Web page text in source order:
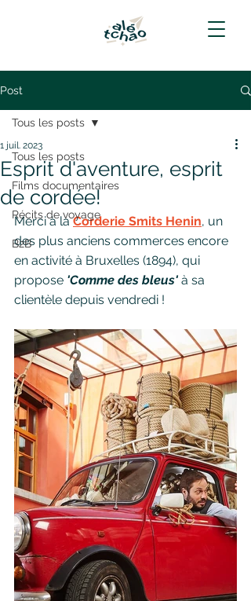
Post
Tous les posts
Films documentaires
Récits de voyage
B2B
Tous les posts
Esprit d'aventure, esprit
de cordée!
1 juil. 2023
Merci à la Corderie Smits Henin, un
des plus anciens commerces encore
en activité à Bruxelles (1894), qui
propose 'Comme des bleus' à sa
clientèle depuis vendredi !